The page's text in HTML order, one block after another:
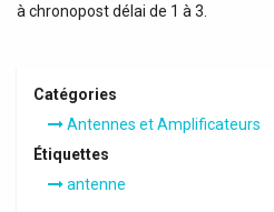
à chronopost délai de 1 à 3.
Catégories
Antennes et Amplificateurs
Étiquettes
antenne